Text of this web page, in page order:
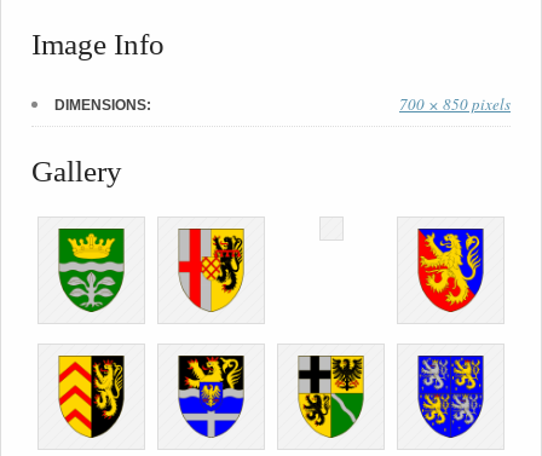
Image Info
DIMENSIONS: 700 × 850 pixels
Gallery